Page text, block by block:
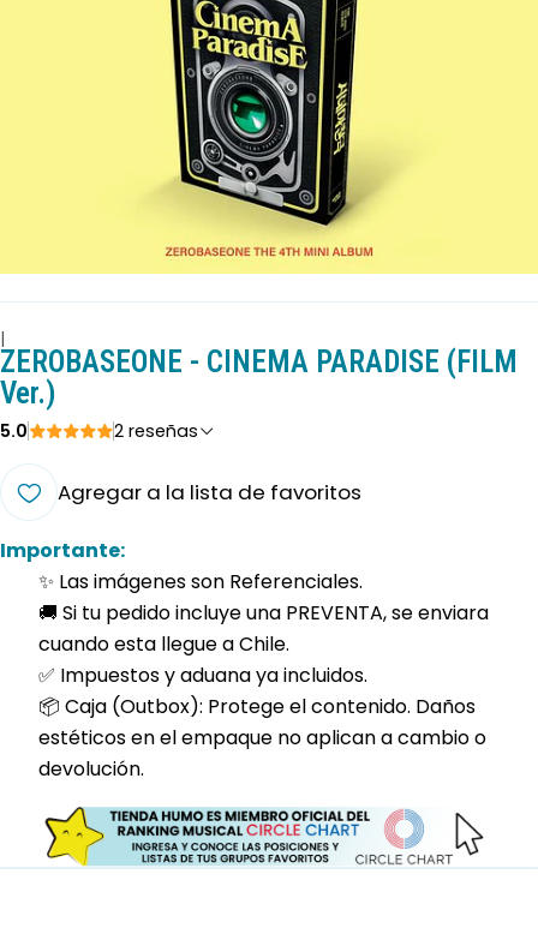
|
ZEROBASEONE - CINEMA PARADISE (FILM
Ver.)
5.0 2 reseñas
Agregar a la lista de favoritos
Importante:
✨ Las imágenes son Referenciales.
🚚 Si tu pedido incluye una PREVENTA, se enviara
cuando esta llegue a Chile.
✅ Impuestos y aduana ya incluidos.
📦 Caja (Outbox): Protege el contenido. Daños
estéticos en el empaque no aplican a cambio o
devolución.